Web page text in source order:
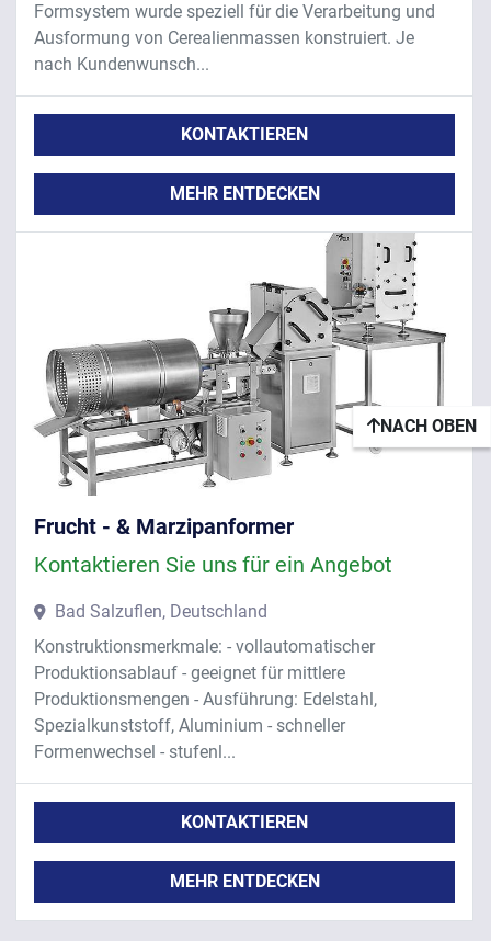
Formsystem wurde speziell für die Verarbeitung und
Ausformung von Cerealienmassen konstruiert. Je
nach Kundenwunsch...
KONTAKTIEREN
MEHR ENTDECKEN
Frucht - & Marzipanformer
Kontaktieren Sie uns für ein Angebot
Bad Salzuflen, Deutschland
Konstruktionsmerkmale: - vollautomatischer
Produktionsablauf - geeignet für mittlere
Produktionsmengen - Ausführung: Edelstahl,
Spezialkunststoff, Aluminium - schneller
Formenwechsel - stufenl...
KONTAKTIEREN
MEHR ENTDECKEN
NACH OBEN